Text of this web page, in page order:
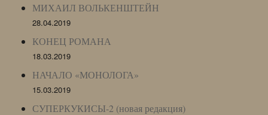
МИХАИЛ ВОЛЬКЕНШТЕЙН
28.04.2019
КОНЕЦ РОМАНА
18.03.2019
НАЧАЛО «МОНОЛОГА»
15.03.2019
СУПЕРКУКИСЫ-2 (новая редакция)